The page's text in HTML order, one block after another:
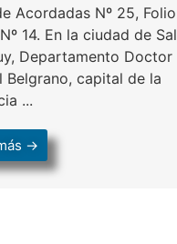
Acordadas Nº 25,
14. En la ciudad de
Departamento Doctor
Belgrano, capital de la
...
→